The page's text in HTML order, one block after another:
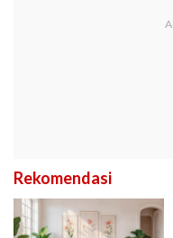
Rekomendasi